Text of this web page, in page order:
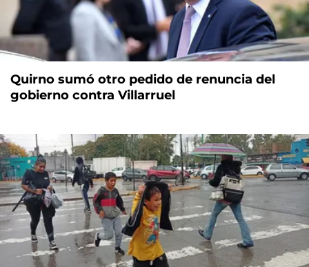
Quirno sumó otro pedido de renuncia del
gobierno contra Villarruel